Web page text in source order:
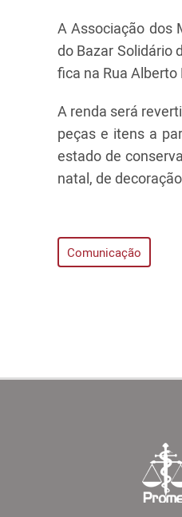
A Associação dos
do Bazar Solidário
fica na Rua Alberto
A renda será
peças e itens a
estado de
natal, de
Comunicação